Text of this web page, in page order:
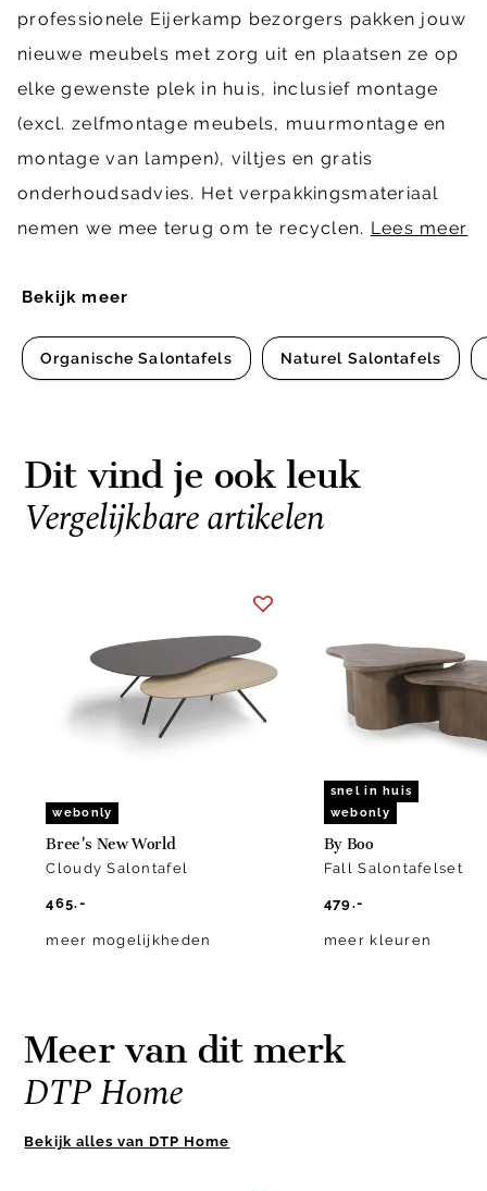
Bekijk meer
Organische Salontafels Naturel Salontafels
professionele Eijerkamp bezorgers pakken jouw
nieuwe meubels met zorg uit en plaatsen ze op
elke gewenste plek in huis, inclusief montage
(excl. zelfmontage meubels, muurmontage en
montage van lampen), viltjes en gratis
onderhoudsadvies. Het verpakkingsmateriaal
nemen we mee terug om te recyclen. Lees meer
Dit vind je ook leuk
Vergelijkbare artikelen
webonly
Bree's New World
Cloudy Salontafel
465.-
meer mogelijkheden
snel in huis
webonly
By Boo
Fall Salontafelset
479.-
meer kleuren
Meer van dit merk
DTP Home
Bekijk alles van DTP Home